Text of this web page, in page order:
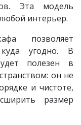
Эта модель
интерьер.
позволяет
куда угодно. В
полезен в
он не
и чистоте,
размер